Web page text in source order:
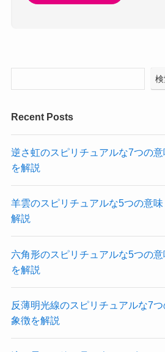
Recent Posts
逆さ虹のスピリチュアルな7つの
を解説
羊雲のスピリチュアルな5つの意
解説
六角形のスピリチュアルな5つの
を解説
反薄明光線のスピリチュアルな7
象徴を解説